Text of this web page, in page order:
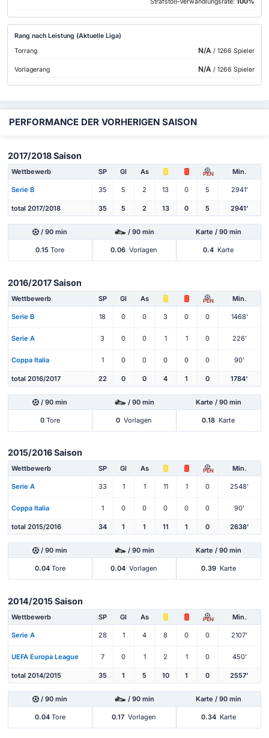
Strafstoß-Verwandlungsrate: 100%
Rang nach Leistung (Aktuelle Liga)
Torrang
N/A / 1266 Spieler
Vorlagerang N/A / 1266 Spieler
PERFORMANCE DER VORHERIGEN SAISON
2017/2018 Saison
Wettbewerb SP Gl As PEN Min.
Serie B 35 5 2 13 0 5 2941'
total 2017/2018 35 5 2 13 0 5 2941'
/ 90 min / 90 min Karte / 90 min
0.15 Tore 0.06 Vorlagen 0.4 Karte
2016/2017 Saison
Wettbewerb SP Gl As PEN Min.
Serie B 18 0 0 3 0 0 1468'
Serie A 3 0 0 1 1 0 226'
Coppa Italia 1 0 0 0 0 0 90'
total 2016/2017 22 0 0 4 1 0 1784'
/ 90 min / 90 min Karte / 90 min
0Tore 0 Vorlagen 0.18 Karte
2015/2016 Saison
Wettbewerb SP Gl As PEN Min.
Serie A 33 1 1 11 1 0 2548'
Coppa Italia 1 0 0 0 0 0 90'
total 2015/2016 34 1 1 11 1 0 2638'
/ 90 min / 90 min Karte / 90 min
0.04Tore 0.04 Vorlagen 0.39 Karte
2014/2015 Saison
Wettbewerb SP Gl As PEN Min.
Serie A 28 1 4 8 0 0 2107'
UEFA Europa League 7 0 1 2 1 0 450'
total 2014/2015 35 1 5 10 1 0 2557'
/ 90 min / 90 min Karte / 90 min
0.04Tore 0.17 Vorlagen 0.34 Karte